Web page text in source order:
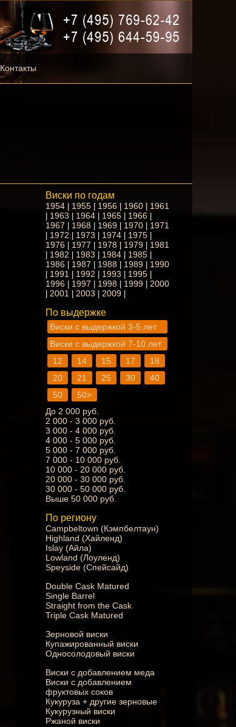
Контакты
Виски по годам
1954 1955 1956 1960 1961
1963 1964 1965 1966
1967 1968 1969 1970 1971
1972 1973 1974 1975
1976 1977 1978 1979 1981
1982 1983 1984 1985
1986 1987 1988 1989 1990
1991 1992 1993 1995
1996 1997 1998 1999 2000
2001 2003 2009
По выдержке
Виски с выдержкой 3-5 лет
Виски с выдержкой 7-10 лет
12
14 15 17
18
20
21 25 30
40
50
50>
До 2 000 руб.
2 000 - 3 000 руб.
3 000 - 4 000 руб.
4 000 - 5 000 руб.
5 000 - 7 000 руб.
7 000 - 10 000 руб.
10 000 - 20 000 руб.
20 000 - 30 000 руб.
30 000 - 50 000 руб.
Выше 50 000 руб.
По региону
Campbeltown (Кэмпбелтаун)
Highland (Хайленд)
Islay (Айла)
Lowland (Лоуленд)
Speyside (Спейсайд)
Double Cask Matured
Single Barrel
Straight from the Cask
Triple Cask Matured
Зерновой виски
Купажированный виски
Односолодовый виски
Виски с добавлением меда
Виски с добавлением
фруктовых соков
Кукуруза + другие зерновые
Кукурузный виски
Ржаной виски